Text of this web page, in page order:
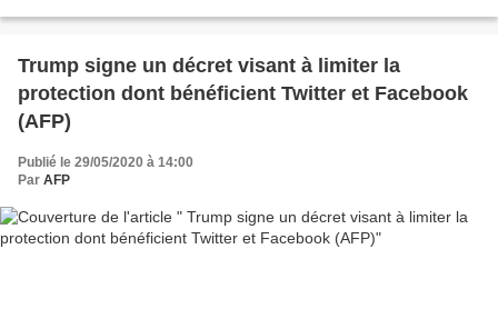
Trump signe un décret visant à limiter la
protection dont bénéficient Twitter et Facebook
(AFP)
Publié le 29/05/2020 à 14:00
Par AFP